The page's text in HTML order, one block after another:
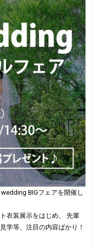
BIGフェアを開催し
衣装展示をはじめ、 先輩
学等、注目の内容ばかり！